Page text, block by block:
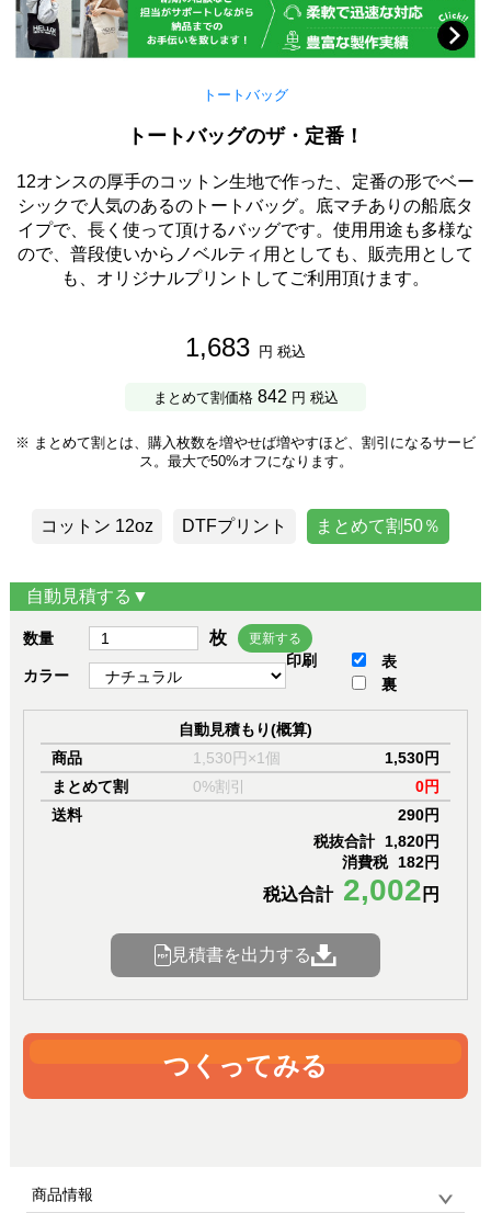
トートバッグ
トートバッグのザ・定番！
12オンスの厚手のコットン生地で作った、定番の形でベー
シックで人気のあるのトートバッグ。底マチありの船底タ
イプで、長く使って頂けるバッグです。使用用途も多様な
ので、普段使いからノベルティ用としても、販売用として
も、オリジナルプリントしてご利用頂けます。
1,683 円 税込
まとめて割価格 842円 税込
※ まとめて割とは、購入枚数を増やせば増やすほど、割引になるサービ
ス。最大で50%オフになります。
コットン 12oz DTFプリント まとめて割50％
自動見積する▼
数量 枚 更新する
カラー
印刷
表
裏
自動見積もり(概算)
商品
1,530円×1個
1,530円
まとめて割
0%割引
0円
送料
290円
税抜合計 1,820円
消費税 182円
税込合計 2,002 円
見積書を出力する
つくってみる
商品情報